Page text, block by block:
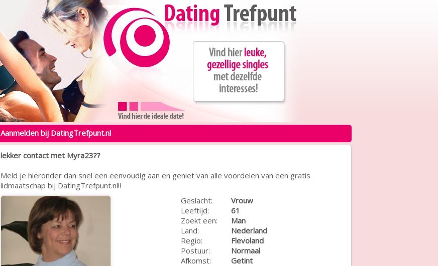
Aanmelden bij DatingTrefpunt.nl
lekker contact met Myra23??
Meld je hieronder dan snel een eenvoudig aan en geniet van alle voordelen van een gratis
lidmaatschap bij DatingTrefpunt.nl!!
Geslacht:
Vrouw
Leeftijd:
61
Zoekt een:
Man
Land:
Nederland
Regio:
Flevoland
Postuur:
Normaal
Afkomst:
Getint